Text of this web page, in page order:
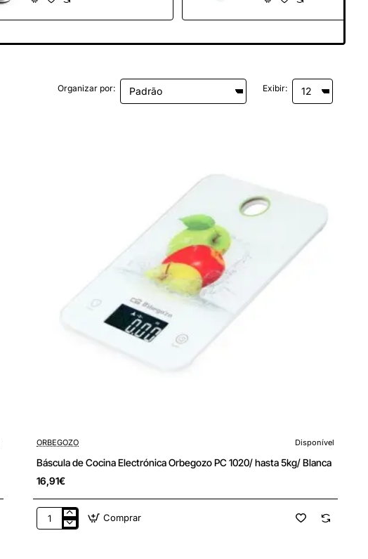
Organizar por: Exibir:
ORBEGOZO Disponível
Báscula de Cocina Electrónica Orbegozo PC 1020/ hasta 5kg/ Blanca
16,91€
Báscula
Comprar